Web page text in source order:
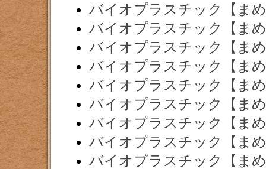
バイオプラスチック【ま
バイオプラスチック【ま
バイオプラスチック【ま
バイオプラスチック【ま
バイオプラスチック【ま
バイオプラスチック【ま
バイオプラスチック【ま
バイオプラスチック【ま
バイオプラスチック【ま